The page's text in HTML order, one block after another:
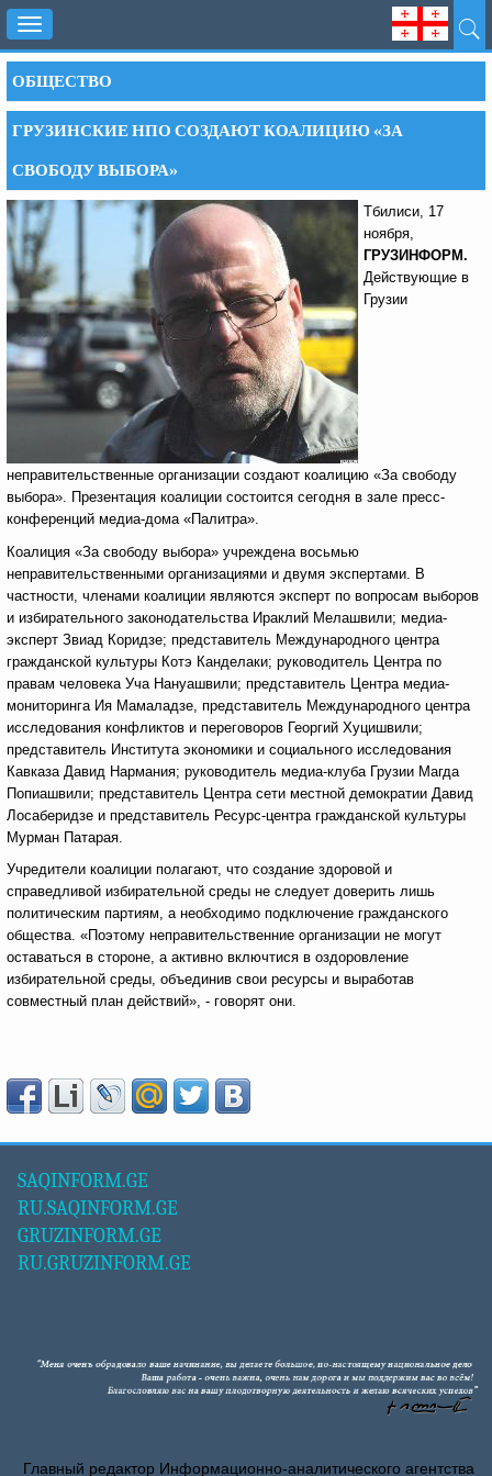
Toggle
navigation
ОБЩЕСТВО
ГРУЗИНСКИЕ НПО СОЗДАЮТ КОАЛИЦИЮ «ЗА
СВОБОДУ ВЫБОРА»
Тбилиси, 17
ноября,
ГРУЗИНФОРМ.
Действующие в
Грузии
неправительственные организации создают коалицию «За свободу
выбора». Презентация коалиции состоится сегодня в зале пресс-
конференций медиа-дома «Палитра».
Коалиция «За свободу выбора» учреждена восьмью
неправительственными организациями и двумя экспертами. В
частности, членами коалиции являются эксперт по вопросам выборов
и избирательного законодательства Ираклий Мелашвили; медиа-
эксперт Звиад Коридзе; представитель Международного центра
гражданской культуры Котэ Канделаки; руководитель Центра по
правам человека Уча Нануашвили; представитель Центра медиа-
мониторинга Ия Мамаладзе, представитель Международного центра
исследования конфликтов и переговоров Георгий Хуцишвили;
представитель Института экономики и социального исследования
Кавказа Давид Нармания; руководитель медиа-клуба Грузии Магда
Попиашвили; представитель Центра сети местной демократии Давид
Лосаберидзе и представитель Ресурс-центра гражданской культуры
Мурман Патарая.
Учредители коалиции полагают, что создание здоровой и
справедливой избирательной среды не следует доверить лишь
политическим партиям, а необходимо подключение гражданского
общества. «Поэтому неправительственние организации не могут
оставаться в стороне, а активно включтися в оздоровление
избирательной среды, объединив свои ресурсы и выработав
совместный план действий», - говорят они.
SAQINFORM.GE
RU.SAQINFORM.GE
GRUZINFORM.GE
RU.GRUZINFORM.GE
Главный редактор Информационно-аналитического агентства